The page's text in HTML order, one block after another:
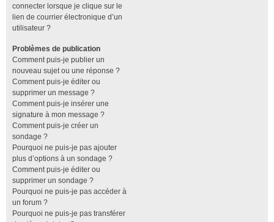
connecter lorsque je clique sur le
lien de courrier électronique d’un
utilisateur ?
Problèmes de publication
Comment puis-je publier un
nouveau sujet ou une réponse ?
Comment puis-je éditer ou
supprimer un message ?
Comment puis-je insérer une
signature à mon message ?
Comment puis-je créer un
sondage ?
Pourquoi ne puis-je pas ajouter
plus d’options à un sondage ?
Comment puis-je éditer ou
supprimer un sondage ?
Pourquoi ne puis-je pas accéder à
un forum ?
Pourquoi ne puis-je pas transférer